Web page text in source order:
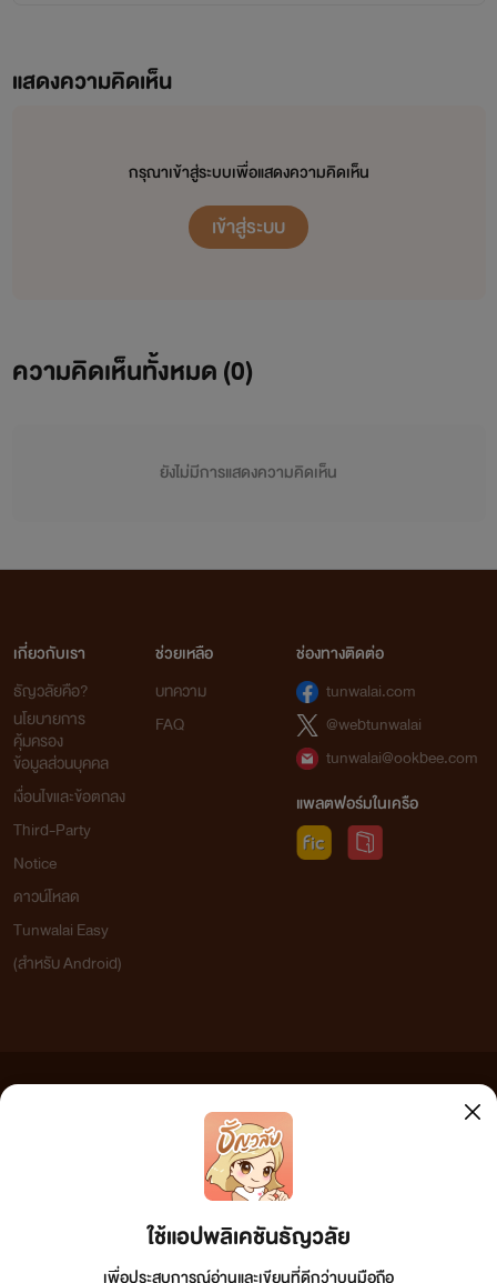
โมเดล : ผู้หญิงที่มีความมั่นใจ...ไม่เคยยอมใคร นี่เหละเธอ!!
**นิยายเรื่องนี้แต่งขึ้นจากจินตนาการเท่านั้น บุคคลในรูป
แสดงความคิดเห็น
กรุณาเข้าสู่ระบบเพื่อแสดงความคิดเห็น
เข้าสู่ระบบ
ความคิดเห็นทั้งหมด (0)
ยังไม่มีการแสดงความคิดเห็น
ใช้แอปพลิเคชันธัญวลัย
เพื่อประสบการณ์อ่านและเขียนที่ดีกว่าบนมือถือ
เกี่ยวกับเรา
ธัญวลัยคือ?
นโยบายการ
คุ้มครอง
ข้อมูลส่วนบุคคล
เงื่อนไขและข้อตกลง
Third-Party
Notice
ดาวน์โหลด
Tunwalai Easy
(สำหรับ Android)
ช่วยเหลือ
บทความ
FAQ
ช่องทางติดต่อ
tunwalai.com
@webtunwalai
tunwalai@ookbee.com
แพลตฟอร์มในเครือ
เว็บไซต์แห่งนี้ไม่ได้เห็นด้วยและไม่ขอรับผิดชอบต่อข้อความใดๆ ทั้งสิ้น ดังนั้นผู้อ่านทุกท่านโปรดใช้
วิจารณญาณในการกลั่นกรองด้วยตนเอง และหากท่านพบข้อความใดๆ ที่ขัดต่อกฎหมายและศีลธรรม
กรุณาแจ้งมาที่ tunwalai@ookbee.com เพื่อทีมงานจะได้ดำเนินการในทันที ทั้งนี้ ทางเว็บไซต์ขอสงวน
ลิขสิทธิ์ตามพระราชบัญญัติลิขสิทธิ์ (ฉบับเพิ่มเติม) พ.ศ.2558